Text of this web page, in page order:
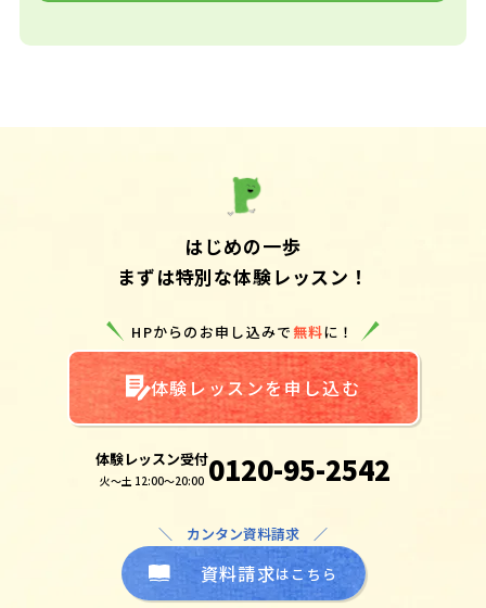
はじめの一歩
まずは特別な体験レッスン！
HPからのお申し込みで無料に！
体験レッスンを申し込む
体験レッスン受付
火～土 12:00～20:00 0120-95-2542
＼ カンタン資料請求 ／
資料請求はこちら